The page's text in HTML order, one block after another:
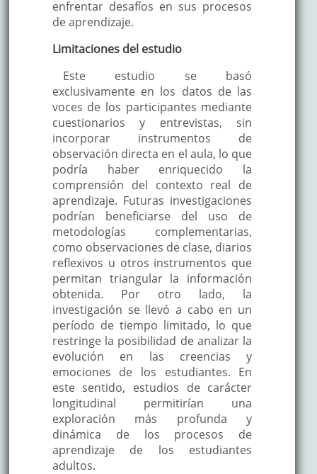
enfrentar desafíos en sus procesos
de aprendizaje.
Limitaciones del estudio
Este estudio se basó
exclusivamente en los datos de las
voces de los participantes mediante
cuestionarios y entrevistas, sin
incorporar instrumentos de
observación directa en el aula, lo que
podría haber enriquecido la
comprensión del contexto real de
aprendizaje. Futuras investigaciones
podrían beneficiarse del uso de
metodologías complementarias,
como observaciones de clase, diarios
reflexivos u otros instrumentos que
permitan triangular la información
obtenida. Por otro lado, la
investigación se llevó a cabo en un
período de tiempo limitado, lo que
restringe la posibilidad de analizar la
evolución en las creencias y
emociones de los estudiantes. En
este sentido, estudios de carácter
longitudinal permitirían una
exploración más profunda y
dinámica de los procesos de
aprendizaje de los estudiantes
adultos.